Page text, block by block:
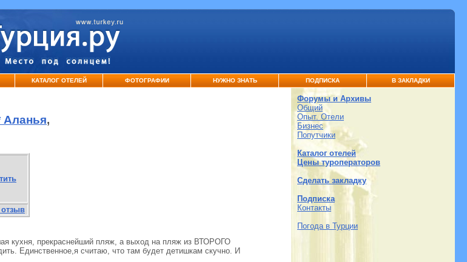
КАТАЛОГ ОТЕЛЕЙ ФОТОГРАФИИ НУЖНО ЗНАТЬ ПОДПИСКА В ЗАКЛАДКИ
Аланья,
кухня, прекраснейший пляж, а выход на пляж из ВТОРОГО
Единственное,я считаю, что там будет детишкам скучно. И
Форумы и Архивы
Общий
Опыт. Отели
Бизнес
Попутчики
Каталог отелей
Цены туроператоров
Сделать закладку
Подписка
Контакты
Погода в Турции